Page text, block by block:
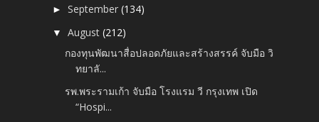
►September(134)
▼August(212)
กองทุนพัฒนาสื่อปลอดภัยและสร้างสรรค์ จับมือ วิ
ทยาลั...
รพ.พระรามเก้า จับมือ โรงแรม วี กรุงเทพ เปิด
“Hospi...